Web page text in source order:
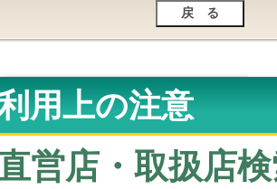
用上の注意
直営店・取扱店